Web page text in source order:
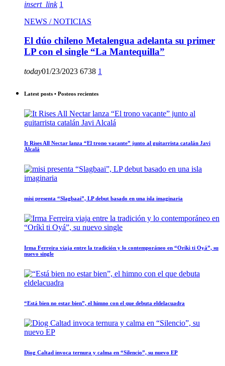
insert_link 1
NEWS / NOTICIAS
El dúo chileno Metalengua adelanta su primer
LP con el single “La Mantequilla”
today01/23/2023 6738 1
Latest posts • Posteos recientes
It Rises All Nectar lanza “El trono vacante” junto al guitarrista catalán Javi
Alcalá
misi presenta “Slagbaai”, LP debut basado en una isla imaginaria
Irma Ferreira viaja entre la tradición y lo contemporáneo en “Oríkì ti Oyá”, su
nuevo single
“Está bien no estar bien”, el himno con el que debuta eldelacuadra
Diog Caltad invoca ternura y calma en “Silencio”, su nuevo EP